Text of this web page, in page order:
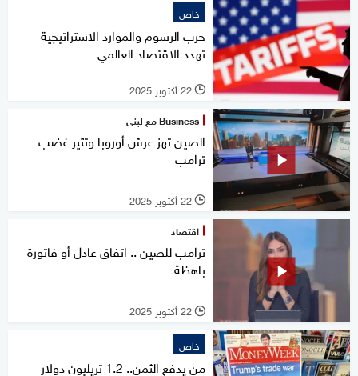
خاص
حرب الرسوم والموارد الاستراتيجية
تهدد الاقتصاد العالمي
l 22 أكتوبر 2025
Business مع لبنى
الصين تهز عرش أوروبا وتثير غضب
ترامب
l 22 أكتوبر 2025
اقتصاد
ترامب للصين .. اتفاق عادل أو فاتورة
باهظة
l 22 أكتوبر 2025
خاص
من يدفع الثمن.. 1.2 تريليون دولار